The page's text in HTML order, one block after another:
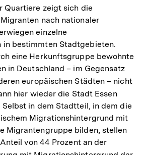
der
Fußnote
Quartiere zeigt sich die
nach nationaler
einzelne
in bestimmten Stadtgebieten.
eine Herkunftsgruppe bewohnte
in Deutschland – im Gegensatz
europäischen Städten – nichtZur
hier wieder die Stadt Essen
in dem Stadtteil, in dem die
Migrationshintergrund mit
Migrantengruppe bilden, stellen
von 44 Prozent an der